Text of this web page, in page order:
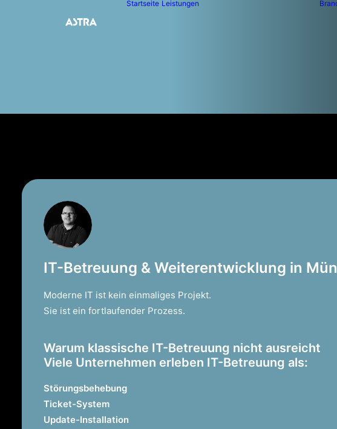
Startseite Leistungen
IT-Betreuung & Weiterentwicklung in
Moderne IT ist kein einmaliges Projekt.
Sie ist ein fortlaufender Prozess.
Warum klassische IT-Betreuung nicht ausreicht
Viele Unternehmen erleben IT-Betreuung als:
Störungsbehebung
Ticket-System
Update-Installation